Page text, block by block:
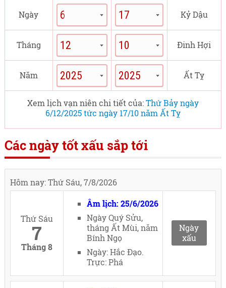
Ngày Kỷ Dậu
Tháng Đinh Hợi
Năm Ất Tỵ
Xem lịch vạn niên chi tiết của:Thứ Bảy ngày
6/12/2025 tức ngày 17/10 năm Ất Tỵ
Các ngày tốt xấu sắp tới
Hôm nay: Thứ Sáu, 7/8/2026
Thứ Sáu
7
Tháng 8
Âm lịch: 25/6/2026
Ngày Quý Sửu,
tháng Ất Mùi, năm
Bính Ngọ
Ngày: Hắc Đạo.
Trực: Phá
Ngày
xấu